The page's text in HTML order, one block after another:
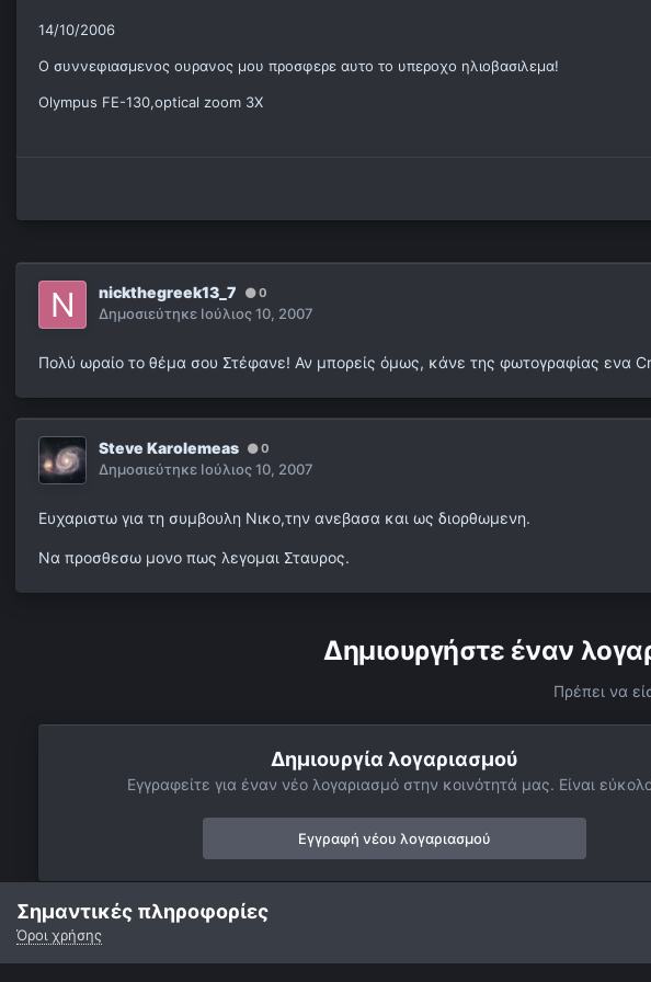
14/10/2006
Ο συννεφιασμενος ουρανος μου προσφερε αυτο το υπεροχο ηλιοβασιλεμα!
Olympus FE-130,optical zoom 3X
nickthegreek13_7 0
Δημοσιεύτηκε Ιούλιος 10, 2007
Πολύ ωραίο το θέμα σου Στέφανε! Αν μπορείς όμως, κάνε της φωτογραφίας ενα
Steve Karolemeas 0
Δημοσιεύτηκε Ιούλιος 10, 2007
Ευχαριστω για τη συμβουλη Νικο,την ανεβασα και ως διορθωμενη.
Να προσθεσω μονο πως λεγομαι Σταυρος.
Δημιουργήστε έναν
Πρέπει να
Δημιουργία λογαριασμού
Εγγραφείτε για έναν νέο λογαριασμό στην κοινότητά μας. Είναι
Εγγραφή νέου λογαριασμού
Αρχή
Σημαντικές πληροφορίες
Όροι χρήσης